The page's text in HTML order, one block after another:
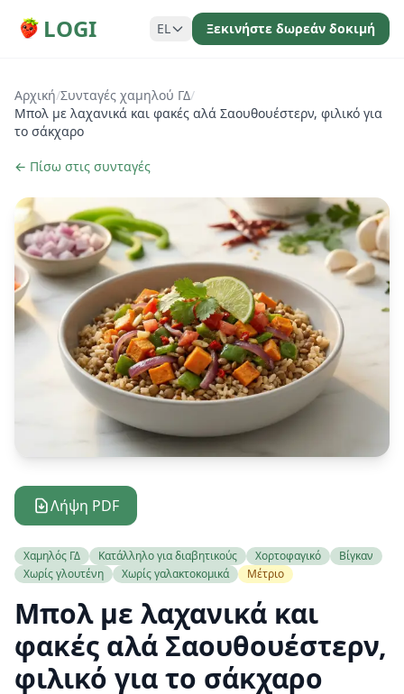
LOGI EL Ξεκινήστε δωρεάν δοκιμή
Αρχική/Συνταγές χαμηλού ΓΔ/
Μπολ με λαχανικά και φακές αλά Σαουθουέστερν, φιλικό για
το σάκχαρο
← Πίσω στις συνταγές
Λήψη PDF
Χαμηλός ΓΔ Κατάλληλο για διαβητικούς Χορτοφαγικό
Βίγκαν
Χωρίς γλουτένη
Χωρίς γαλακτοκομικά Μέτριο
Μπολ με λαχανικά και
φακές αλά Σαουθουέστερν,
φιλικό για το σάκχαρο